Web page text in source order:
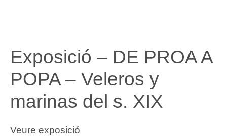
Exposició – DE PROA A
POPA – Veleros y
marinas del s. XIX
Veure exposició